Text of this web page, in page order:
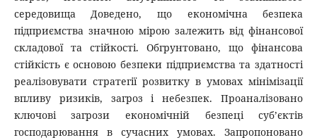
середовища Доведено, що економічна безпека
підприємства значною мірою залежить від фінансової
складової та стійкості. Обгрунтовано, що фінансова
стійкість є основою безпеки підприємства та здатності
реалізовувати стратегії розвитку в умовах мінімізації
впливу ризиків, загроз і небезпек. Проаналізовано
ключові загрози економічній безпеці суб’єктів
господарювання в сучасних умовах. Запропоновано